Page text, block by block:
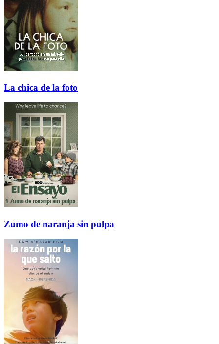
La chica de la foto
Zumo de naranja sin pulpa